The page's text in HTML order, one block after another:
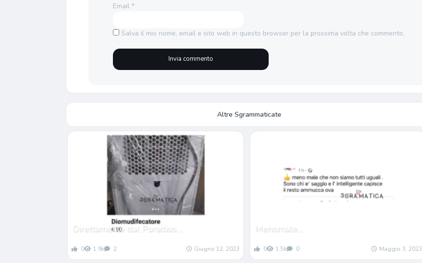
Email*
Salva il mio nome, email e sito web in questo browser per la prossima volta che commento.
Altre Sgrammaticate
Direttamente dal Paradiso…
0 1.9k 2 Giugno 12, 2023
Menomale…
0 1.5k 0 Maggio 3, 2023